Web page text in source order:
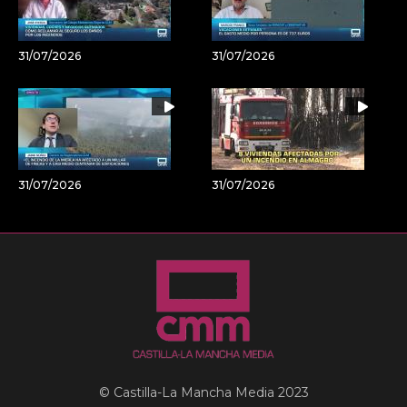
31/07/2026 31/07/2026
31/07/2026 31/07/2026
© Castilla-La Mancha Media 2023